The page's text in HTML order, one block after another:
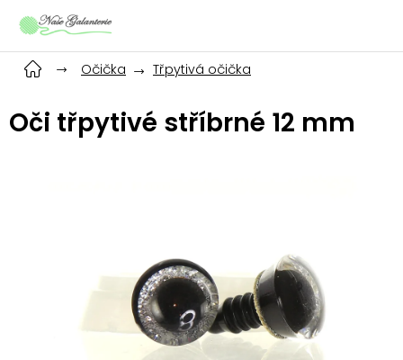
Očička
Třpytivá očička
Oči třpytivé stříbrné 12 mm